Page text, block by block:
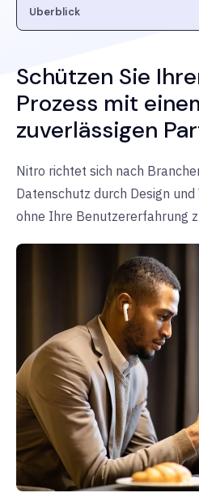
Schützen Sie
Prozess mit
zuverlässigen
Nitro richtet sich nach
Datenschutz durch Design
ohne Ihre Benutzererfahrung